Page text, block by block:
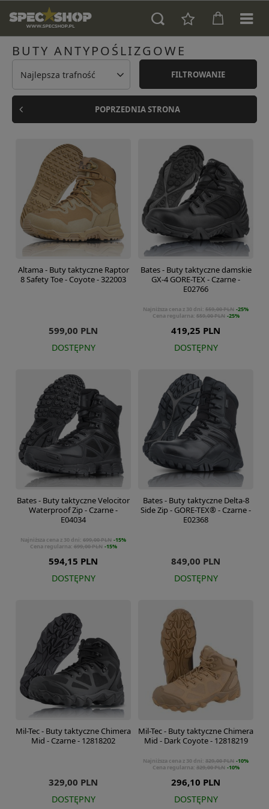
BUTY ANTYPOŚLIZGOWE
Najlepsza trafność FILTROWANIE
POPRZEDNIA STRONA
Altama - Buty taktyczne Raptor
8 Safety Toe - Coyote - 322003
599,00 PLN
DOSTĘPNY
Bates - Buty taktyczne damskie
GX-4 GORE-TEX - Czarne -
E02766
419,25 PLN
Najniższa cena z 30 dni: 559,00 PLN -25%
Cena regularna: 559,00 PLN -25%
DOSTĘPNY
Bates - Buty taktyczne Velocitor
Waterproof Zip - Czarne -
E04034
594,15 PLN
Najniższa cena z 30 dni: 699,00 PLN -15%
Cena regularna: 699,00 PLN -15%
DOSTĘPNY
Bates - Buty taktyczne Delta-8
Side Zip - GORE-TEX® - Czarne -
E02368
849,00 PLN
DOSTĘPNY
Mil-Tec - Buty taktyczne Chimera
Mid - Czarne - 12818202
329,00 PLN
DOSTĘPNY
Mil-Tec - Buty taktyczne Chimera
Mid - Dark Coyote - 12818219
296,10 PLN
Najniższa cena z 30 dni: 329,00 PLN -10%
Cena regularna: 329,00 PLN -10%
DOSTĘPNY